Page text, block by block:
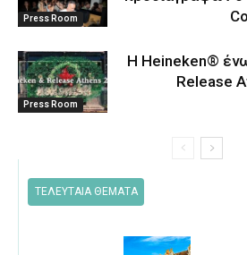
Press Room
Press Room
Η Heineken®
Release
ΤΕΛΕΥΤΑΙΑ ΘΕΜΑΤΑ